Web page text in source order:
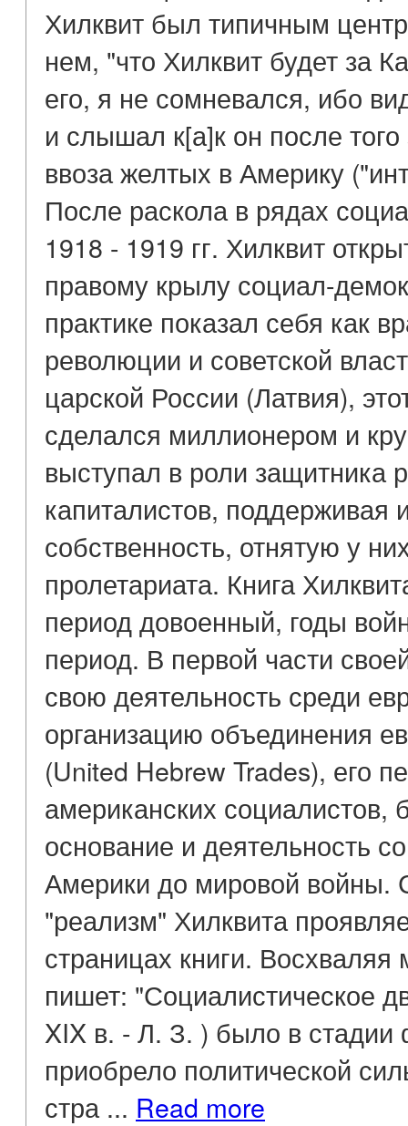
Хилквит был типичным
нем, "что Хилквит будет за
его, я не сомневался, ибо
и слышал к[а]к он после
ввоза желтых в Америку
После раскола в рядах
1918 - 1919 гг. Хилквит
правому крылу социал-
практике показал себя как
революции и советской
царской России (Латвия),
сделался миллионером и
выступал в роли защитника
капиталистов, поддерживая
собственность, отнятую у
пролетариата. Книга
период довоенный, годы
период. В первой части
свою деятельность среди
организацию объединения
(United Hebrew Trades), его
американских социалистов,
основание и деятельность
Америки до мировой войны.
"реализм" Хилквита
страницах книги.
пишет: "Социалистическое
XIX в. - Л. З. ) было в
приобрело политической
стра ... Read more